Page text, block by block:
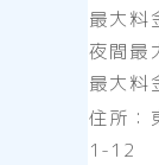
最大料
夜間最
最大料
住所：
1-12